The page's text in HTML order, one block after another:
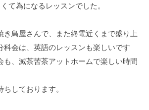
て為になるレッスンでした。
き鳥屋さんで、また終電近くまで盛り上
科会は、英語のレッスンも楽しいです
も、滅茶苦茶アットホームで楽しい時間
しております。